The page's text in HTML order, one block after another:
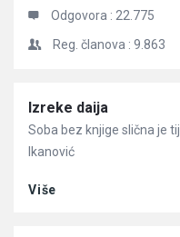
Odgovora : 22.775
Reg. članova : 9.863
Članci
Izreke daija
Soba bez knjige slična je
Ikanović
Više